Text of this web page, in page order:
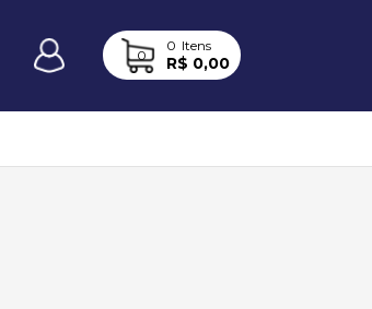
0
0 Itens
R$ 0,00